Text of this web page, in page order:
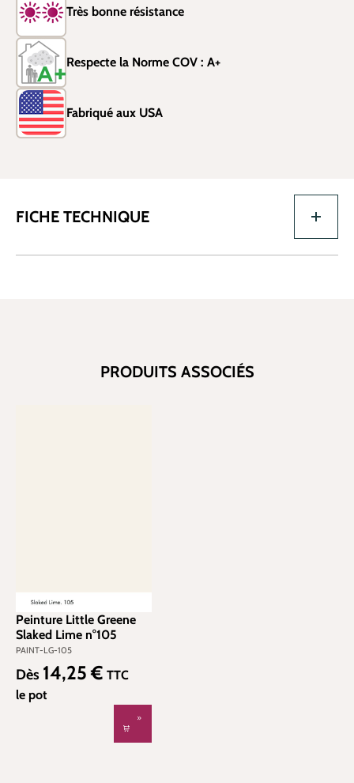
Très bonne résistance
Respecte la Norme COV : A+
Fabriqué aux USA
FICHE TECHNIQUE
PRODUITS ASSOCIÉS
Peinture Little Greene
Slaked Lime n°105
PAINT-LG-105
Prix régulier :
Dès 14,25 € TTC
le pot